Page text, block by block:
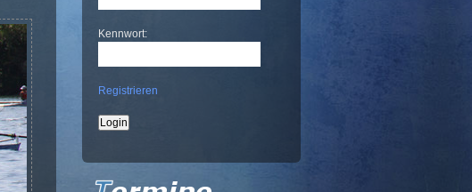
Kennwort:
Registrieren